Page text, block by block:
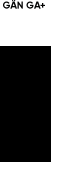
GÄN GA+